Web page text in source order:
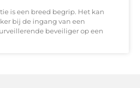
is een breed begrip. Het kan
bij de ingang van een
beveiliger op een